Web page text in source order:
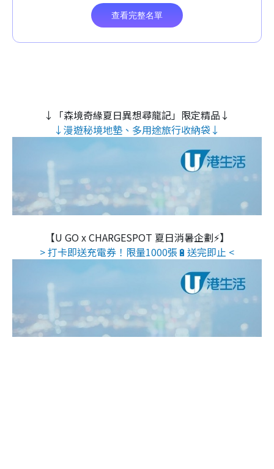
↓「森境奇緣夏日異想尋龍記」限定精品↓
↓漫遊秘境地墊、多用途旅行收納袋↓
【U GO x CHARGESPOT 夏日消暑企劃⚡】
> 打卡即送充電券！限量1000張🔋送完即止 <